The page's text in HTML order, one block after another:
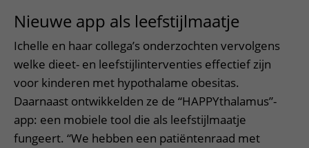
Nieuwe app als leefstijlmaatje
Ichelle en haar collega’s onderzochten vervolgens
welke dieet- en leefstijlinterventies effectief zijn
voor kinderen met hypothalame obesitas.
Daarnaast ontwikkelden ze de “HAPPYthalamus”-
app: een mobiele tool die als leefstijlmaatje
fungeert. “We hebben een patiëntenraad met